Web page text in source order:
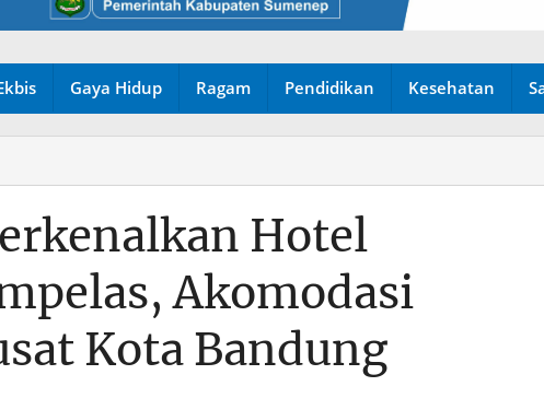
Gaya Hidup Ragam Pendidikan Kesehatan
Hotel
Akomodasi
Kota Bandung